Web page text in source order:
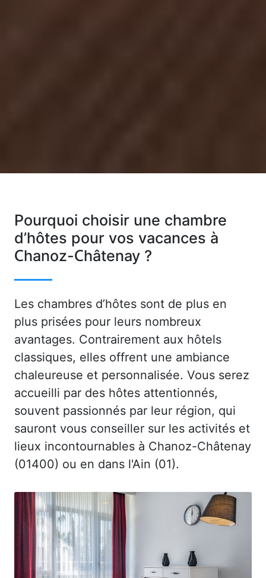
Pourquoi choisir une chambre
d’hôtes pour vos vacances à
Chanoz-Châtenay ?
Les chambres d’hôtes sont de plus en
plus prisées pour leurs nombreux
avantages. Contrairement aux hôtels
classiques, elles offrent une ambiance
chaleureuse et personnalisée. Vous serez
accueilli par des hôtes attentionnés,
souvent passionnés par leur région, qui
sauront vous conseiller sur les activités et
lieux incontournables à Chanoz-Châtenay
(01400) ou en dans l'Ain (01).